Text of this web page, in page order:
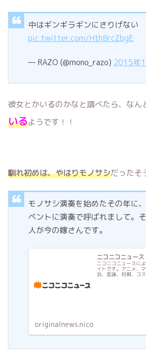
中はギンギラギンにさりげない
pic.twitter.com/HthBrcZbgE
— RAZO (@mono_razo) 2015年
彼女とかいるのかなと調べたら、なん
いるようです！！
馴れ初めは、やはりモノサシだったそ
モノサシ演奏を始めたその年に
ベントに演奏で呼ばれまして。
人が今の嫁さんです。
ニコニコニュー
ニコニコニュースに
イトです。アニメ、
治、言論、将棋、コ
originalnews.nico